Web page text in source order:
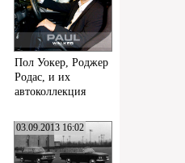
Пол Уокер, Роджер
Родас, и их
автоколлекция
03.09.2013 16:02